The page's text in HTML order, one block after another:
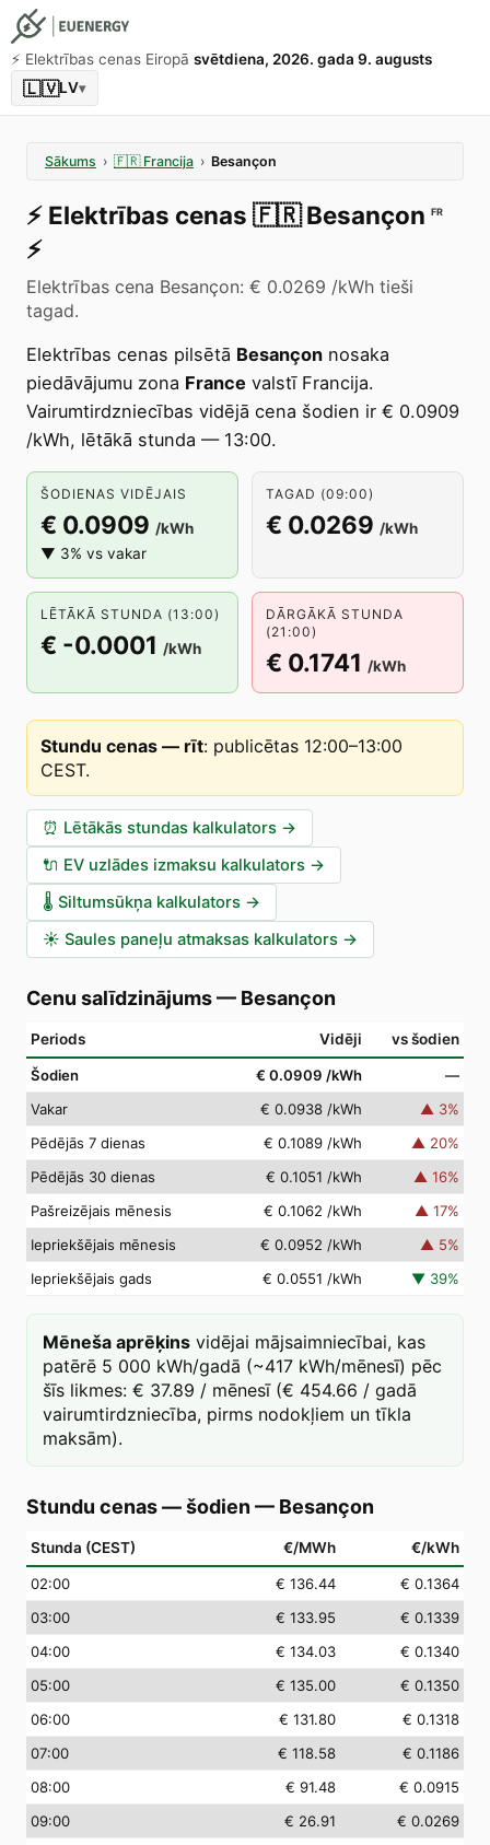
⚡️ Elektrības cenas Eiropā svētdiena, 2026. gada 9. augusts
🇱🇻LV▾
Sākums › 🇫🇷 Francija › Besançon
⚡️ Elektrības cenas 🇫🇷 Besançon FR
⚡️
Elektrības cena Besançon: € 0.0269 /kWh tieši
tagad.
Elektrības cenas pilsētā Besançon nosaka
piedāvājumu zona France valstī Francija.
Vairumtirdzniecības vidējā cena šodien ir € 0.0909
/kWh, lētākā stunda — 13:00.
ŠODIENAS VIDĒJAIS
€ 0.0909 /kWh
▼ 3% vs vakar
TAGAD (09:00)
€ 0.0269 /kWh
LĒTĀKĀ STUNDA (13:00)
€ -0.0001 /kWh
DĀRGĀKĀ STUNDA
(21:00)
€ 0.1741 /kWh
Stundu cenas — rīt: publicētas 12:00–13:00
CEST.
⏰ Lētākās stundas kalkulators →
🔌 EV uzlādes izmaksu kalkulators →
🌡️ Siltumsūkņa kalkulators →
☀️ Saules paneļu atmaksas kalkulators →
Cenu salīdzinājums— Besançon
Periods Vidēji vs šodien
Šodien € 0.0909 /kWh
—
Vakar
€ 0.0938 /kWh ▲ 3%
Pēdējās 7 dienas
€ 0.1089 /kWh ▲ 20%
Pēdējās 30 dienas
€ 0.1051 /kWh ▲ 16%
Pašreizējais mēnesis
€ 0.1062 /kWh ▲ 17%
Iepriekšējais mēnesis
€ 0.0952 /kWh ▲ 5%
Iepriekšējais gads
€ 0.0551 /kWh ▼ 39%
Mēneša aprēķins vidējai mājsaimniecībai, kas
patērē 5 000 kWh/gadā (~417 kWh/mēnesī) pēc
šīs likmes: € 37.89 / mēnesī (€ 454.66 / gadā
vairumtirdzniecība, pirms nodokļiem un tīkla
maksām).
Stundu cenas — šodien — Besançon
Stunda (CEST) €/MWh €/kWh
02:00 € 136.44
€ 0.1364
03:00 € 133.95
€ 0.1339
04:00 € 134.03
€ 0.1340
05:00 € 135.00
€ 0.1350
06:00 € 131.80
€ 0.1318
07:00 € 118.58
€ 0.1186
08:00 € 91.48
€ 0.0915
09:00 € 26.91
€ 0.0269